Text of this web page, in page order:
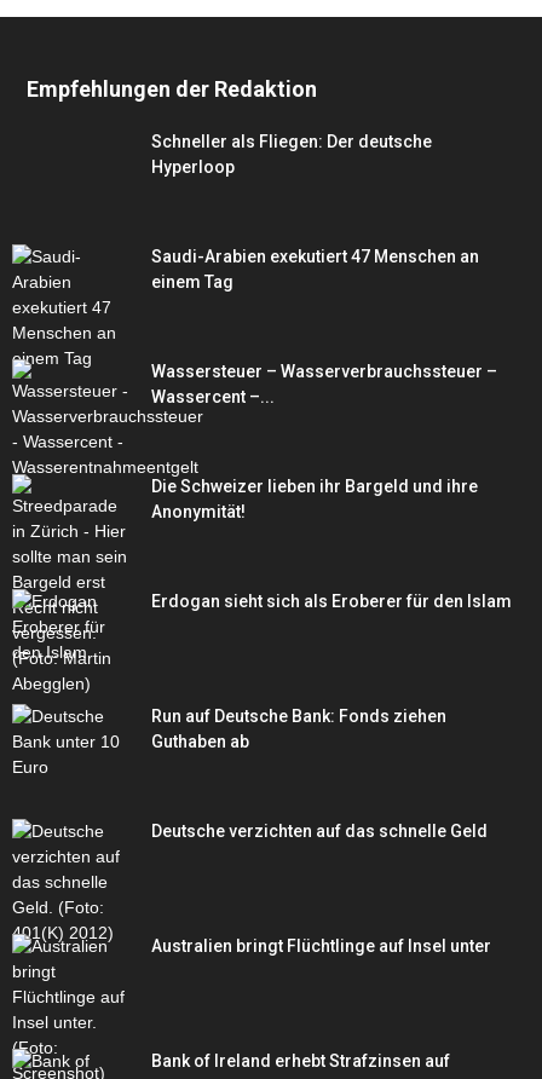
Empfehlungen der Redaktion
Schneller als Fliegen: Der deutsche
Hyperloop
Saudi-Arabien exekutiert 47 Menschen an
einem Tag
Wassersteuer – Wasserverbrauchssteuer –
Wassercent –...
Die Schweizer lieben ihr Bargeld und ihre
Anonymität!
Erdogan sieht sich als Eroberer für den Islam
Run auf Deutsche Bank: Fonds ziehen
Guthaben ab
Deutsche verzichten auf das schnelle Geld
Australien bringt Flüchtlinge auf Insel unter
Bank of Ireland erhebt Strafzinsen auf